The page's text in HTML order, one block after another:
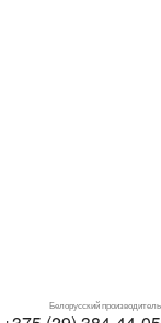
Белорусский производитель